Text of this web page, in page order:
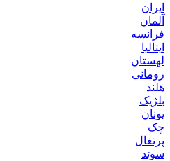
ایران
آلمان
فرانسه
ایتالیا
لهستان
رومانی
هلند
بلژیک
یونان
چک
پرتغال
سوئد